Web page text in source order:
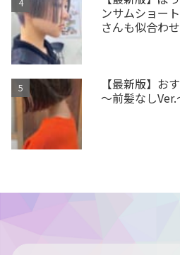
ンサムショー
さんも似合わ
【最新版】お
～前髪なしVer.